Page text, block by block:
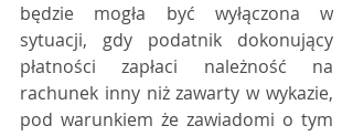
będzie mogła być wyłączona w
sytuacji, gdy podatnik dokonujący
płatności zapłaci należność na
rachunek inny niż zawarty w wykazie,
pod warunkiem że zawiadomi o tym